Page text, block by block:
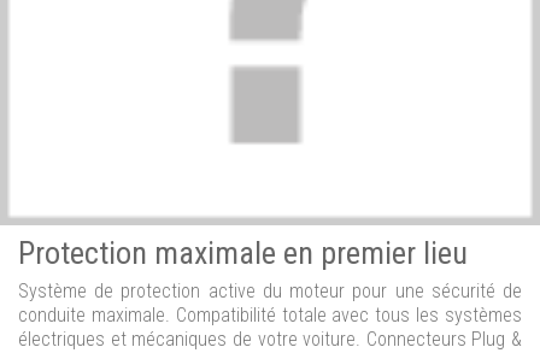
Protection maximale en premier lieu
Système de protection active du moteur pour une sécurité de
conduite maximale. Compatibilité totale avec tous les systèmes
électriques et mécaniques de votre voiture. Connecteurs Plug &